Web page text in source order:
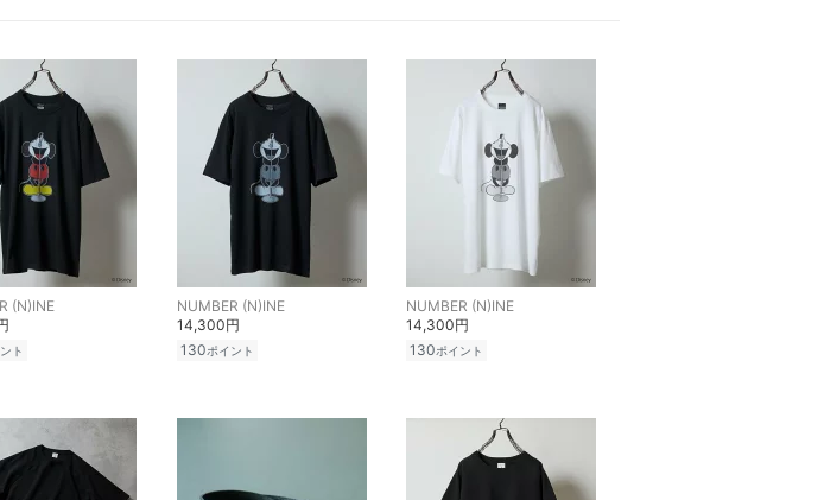
(N)INE
ト
NUMBER (N)INE
14,300円
130ポイント
NUMBER (N)INE
14,300円
130ポイント